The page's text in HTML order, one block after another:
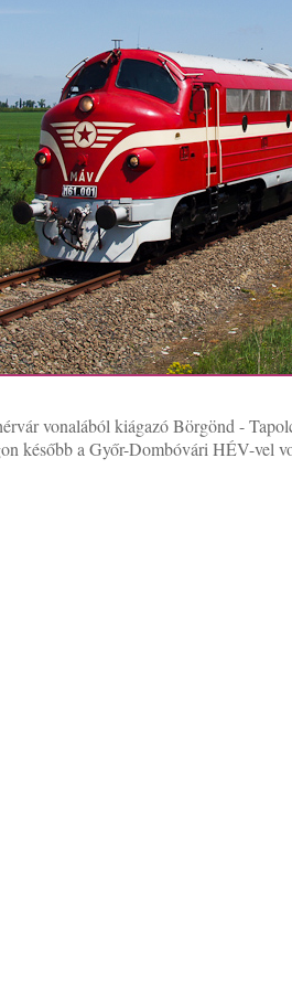
vonalából kiágazó Börgönd -
később a Győr-Dombóvári HÉV-vel